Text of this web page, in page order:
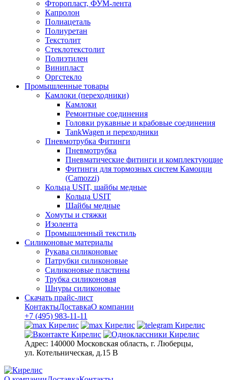
Фторопласт, ФУМ-лента
Капролон
Полиацеталь
Полиуретан
Текстолит
Стеклотекстолит
Полиэтилен
Винипласт
Оргстекло
Промышленные товары
Камлоки (переходники)
Камлоки
Ремонтные соединения
Головки рукавные и крабовые соединения
TankWagen и переходники
Пневмотрубка Фитинги
Пневмотрубка
Пневматические фитинги и комплектующие
Фитинги для тормозных систем Камоцци
(Camozzi)
Кольца USIT, шайбы медные
Кольца USIT
Шайбы медные
Хомуты и стяжки
Изолента
Промышленный текстиль
Силиконовые материалы
Рукава силиконовые
Патрубки силиконовые
Силиконовые пластины
Трубка силиконовая
Шнуры силиконовые
Скачать прайс-лист
КонтактыДоставкаО компании
+7 (495) 983-11-11
Адрес: 140000 Московская область, г. Люберцы,
ул. Котельническая, д.15 В